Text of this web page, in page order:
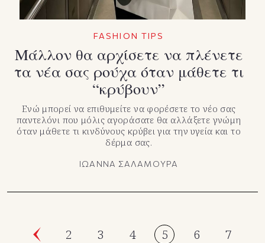
FASHION TIPS
Μάλλον θα αρχίσετε να πλένετε
τα νέα σας ρούχα όταν μάθετε τι
“κρύβουν”
Ενώ μπορεί να επιθυμείτε να φορέσετε το νέο σας
παντελόνι που μόλις αγοράσατε θα αλλάξετε γνώμη
όταν μάθετε τι κινδύνους κρύβει για την υγεία και το
δέρμα σας.
ΙΩΑΝΝΑ ΣΑΛΑΜΟΥΡΑ
2 3 4 5 6
7